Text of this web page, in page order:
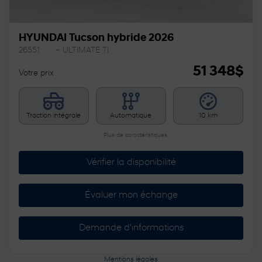
HYUNDAI Tucson hybride 2026
26551 – ULTIMATE TI
Votre prix 51 348$
Traction intégrale Automatique 10 km
Plus de caractéristiques
Vérifier la disponibilité
Évaluer mon échange
Demande d'informations
Mentions légales